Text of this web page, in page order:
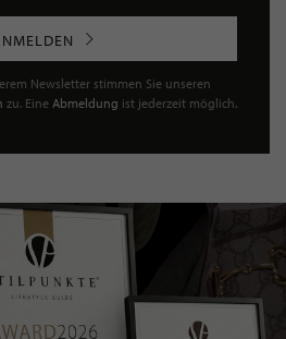
Newsletter stimmen Sie unseren
zu. Eine Abmeldung ist jederzeit möglich.